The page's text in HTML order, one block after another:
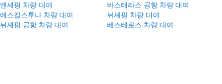
엔셰핑 차량 대여
바스테라스 공항 차량 대여
에스킬스투나 차량 대여
뉘셰핑 차량 대여
뉘셰핑 공항 차량 대여
베스테로스 차량 대여